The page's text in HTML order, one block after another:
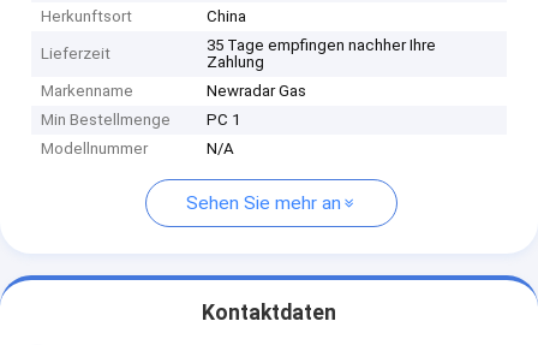
Herkunftsort
China
Lieferzeit
35 Tage empfingen nachher Ihre
Zahlung
Markenname
Newradar Gas
Min Bestellmenge
PC 1
Modellnummer
N/A
Sehen Sie mehr an
Kontaktdaten